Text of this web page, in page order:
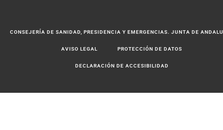
CONSEJERÍA DE SANIDAD, PRESIDENCIA Y EMERGENCIAS. JUNTA DE
AVISO LEGAL PROTECCIÓN DE DATOS
DECLARACIÓN DE ACCESIBILIDAD